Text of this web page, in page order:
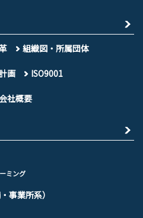
組織図・所属団体
画 ISO9001
社概要
ミング
事業所系）